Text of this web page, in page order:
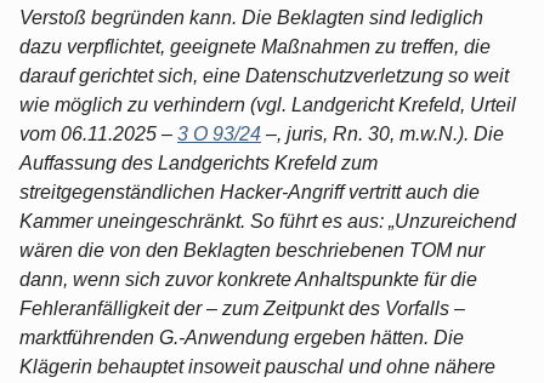
Verstoß begründen kann. Die Beklagten sind lediglich
dazu verpflichtet, geeignete Maßnahmen zu treffen, die
darauf gerichtet sich, eine Datenschutzverletzung so weit
wie möglich zu verhindern (vgl. Landgericht Krefeld, Urteil
vom 06.11.2025 – 3 O 93/24 –, juris, Rn. 30, m.w.N.). Die
Auffassung des Landgerichts Krefeld zum
streitgegenständlichen Hacker-Angriff vertritt auch die
Kammer uneingeschränkt. So führt es aus: „Unzureichend
wären die von den Beklagten beschriebenen TOM nur
dann, wenn sich zuvor konkrete Anhaltspunkte für die
Fehleranfälligkeit der – zum Zeitpunkt des Vorfalls –
marktführenden G.-Anwendung ergeben hätten. Die
Klägerin behauptet insoweit pauschal und ohne nähere